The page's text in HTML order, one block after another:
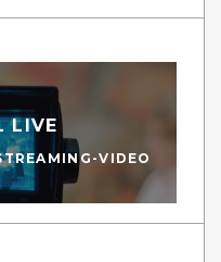
LIVE
VIDEO